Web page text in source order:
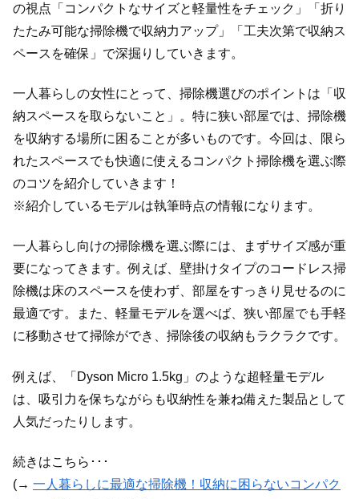
の視点「コンパクトなサイズと軽量性をチェック」「折り
たたみ可能な掃除機で収納力アップ」「工夫次第で収納ス
ペースを確保」で深掘りしていきます。
一人暮らしの女性にとって、掃除機選びのポイントは「収
納スペースを取らないこと」。特に狭い部屋では、掃除機
を収納する場所に困ることが多いものです。今回は、限ら
れたスペースでも快適に使えるコンパクト掃除機を選ぶ際
のコツを紹介していきます！
※紹介しているモデルは執筆時点の情報になります。
一人暮らし向けの掃除機を選ぶ際には、まずサイズ感が重
要になってきます。例えば、壁掛けタイプのコードレス掃
除機は床のスペースを使わず、部屋をすっきり見せるのに
最適です。また、軽量モデルを選べば、狭い部屋でも手軽
に移動させて掃除ができ、掃除後の収納もラクラクです。
例えば、「Dyson Micro 1.5kg」のような超軽量モデル
は、吸引力を保ちながらも収納性を兼ね備えた製品として
人気だったりします。
続きはこちら･･･
(→ 一人暮らしに最適な掃除機！収納に困らないコンパク